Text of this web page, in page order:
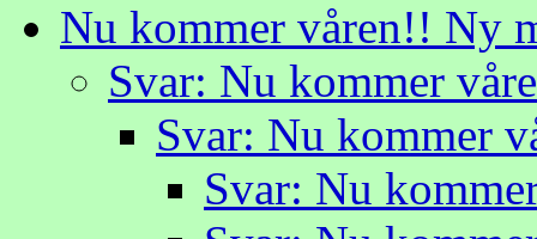
Nu kommer våren!! Ny
Svar: Nu kommer
Svar: Nu kommer
Svar: Nu